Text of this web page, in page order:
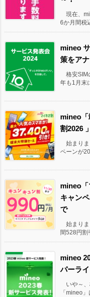
現在、
6か月間税
mineo
策をアナ
格安SIM
年も1月末
mineo「
割2026
始まりま
ペーンが
mineo「
キャン
で
始まりま
間528円割
mineo
パーラ
いや～、
「mineo